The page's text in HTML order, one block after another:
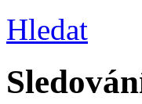
Hledat